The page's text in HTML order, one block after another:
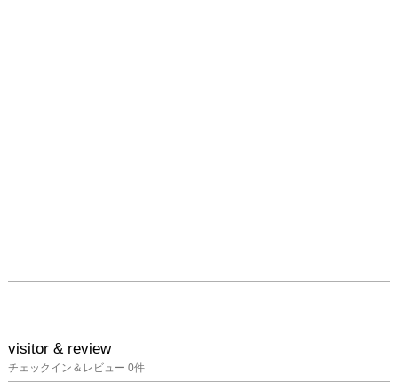
visitor & review
チェックイン＆レビュー 0件